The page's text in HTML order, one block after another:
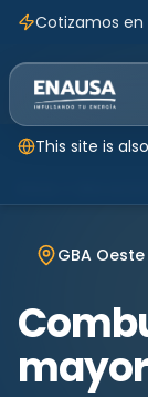
This site is
Cotizamos en
GBA Oeste